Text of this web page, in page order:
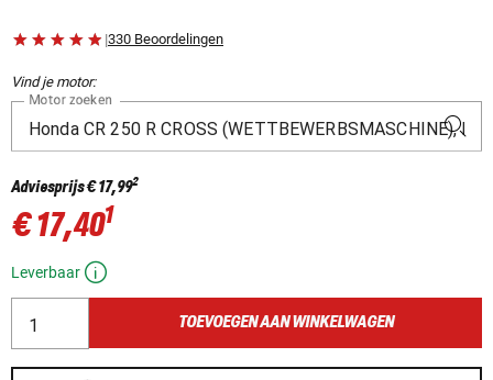
|330 Beoordelingen
Vind je motor:
Motor zoeken
Adviesprijs€ 17,992
€ 17,401
Leverbaar
TOEVOEGEN AAN WINKELWAGEN